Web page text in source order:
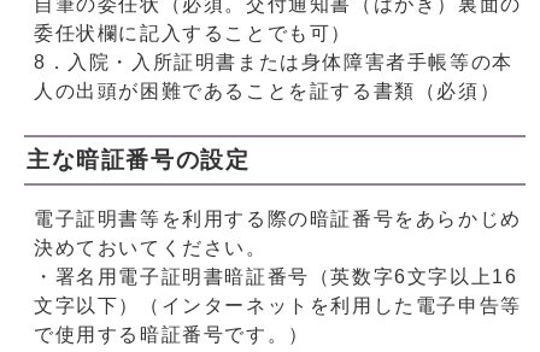
自筆の委任状（必須。交付通知書（はがき）裏面の
委任状欄に記入することでも可）
8．入院・入所証明書または身体障害者手帳等の本
人の出頭が困難であることを証する書類（必須）
主な暗証番号の設定
電子証明書等を利用する際の暗証番号をあらかじめ
決めておいてください。
・署名用電子証明書暗証番号（英数字6文字以上16
文字以下）（インターネットを利用した電子申告等
で使用する暗証番号です。）